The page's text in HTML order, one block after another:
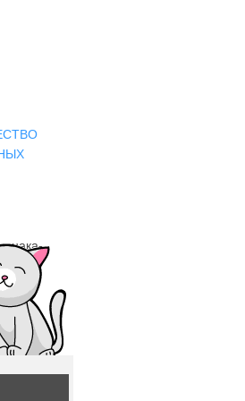
знака-